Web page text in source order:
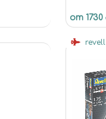
от 1730
revell